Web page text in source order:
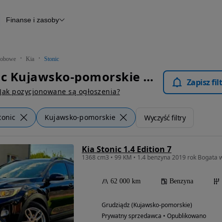
Raport z inspekcji
Otomoto News
Finanse i zasoby
Kia Stonic
Kia Stonic Kujawsko-pomorskie - Samochody Osobowe
Jak pozycjonowane są ogłoszenia?
Zapisz
Kujawsko-pomorskie Wyczyść filtry
Kia Stonic 1.4 Edition 7
1368 cm3 • 99 KM • 1.4 benzyna 2019 rok Bogata
62 000 km Benzyna
Grudziądz (Kujawsko-pomorskie)
Prywatny sprzedawca • Opublikowano